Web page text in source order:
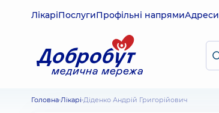
ЛікаріПослугиПрофільні напрямиАдреси
Головна Лікарі Діденко Андрій Григорійович